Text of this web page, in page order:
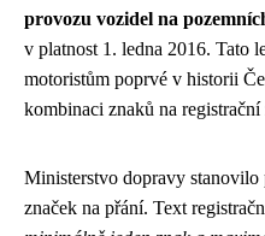
provozu vozidel na
v platnost 1. ledna 2016. Tato
motoristům poprvé v historii
kombinaci znaků na
Ministerstvo dopravy
značek na přání. Text